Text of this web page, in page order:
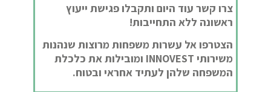
צרו קשר עוד היום ותקבלו פגישת ייעוץ
ראשונה ללא התחייבות!
הצטרפו אל עשרות משפחות מרוצות שנהנות
משירותי INNOVEST ומובילות את כלכלת
המשפחה שלהן לעתיד אחראי ובטוח.